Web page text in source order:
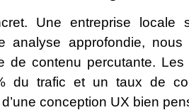
Une entreprise locale
analyse approfondie,
de contenu percutante.
du trafic et un taux de
conception UX bien